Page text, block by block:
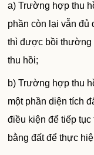
a) Trường hợp thu
phần còn lại vẫn đủ
thì được bồi thường
thu hồi;
b) Trường hợp thu
một phần diện tích
điều kiện để tiếp
bằng đất để thực